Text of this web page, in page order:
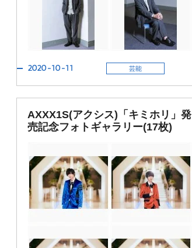
2020-10-11 芸能
AXXX1S(アクシス)「キミホリ」発
売記念フォトギャラリー(17枚)